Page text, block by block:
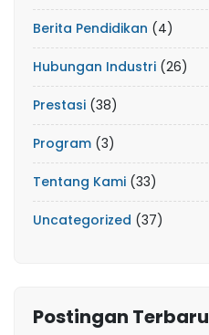
Berita Pendidikan (4)
Hubungan Industri (26)
Prestasi (38)
Program (3)
Tentang Kami (33)
Uncategorized (37)
Postingan Terbaru